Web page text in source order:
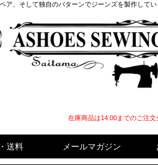
ア、そして独自のパターンでジーンズを製作してい
在庫商品は14:00までのご注文
送料 メールマガジン